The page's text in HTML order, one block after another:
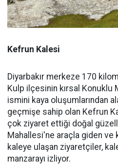
Kefrun Kalesi
Diyarbakır merkeze 170
Kulp ilçesinin kırsal Konuklu
ismini kaya oluşumlarından
geçmişe sahip olan Kefrun
çok ziyaret ettiği doğal
Mahallesi'ne araçla giden ve
kaleye ulaşan ziyaretçiler,
manzarayı izliyor.